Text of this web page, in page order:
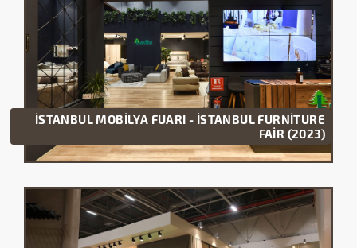
İSTANBUL MOBİLYA FUARI - İSTANBUL FURNİTURE
FAİR (2023)